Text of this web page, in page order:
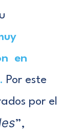
en
. Por este
por el
”,